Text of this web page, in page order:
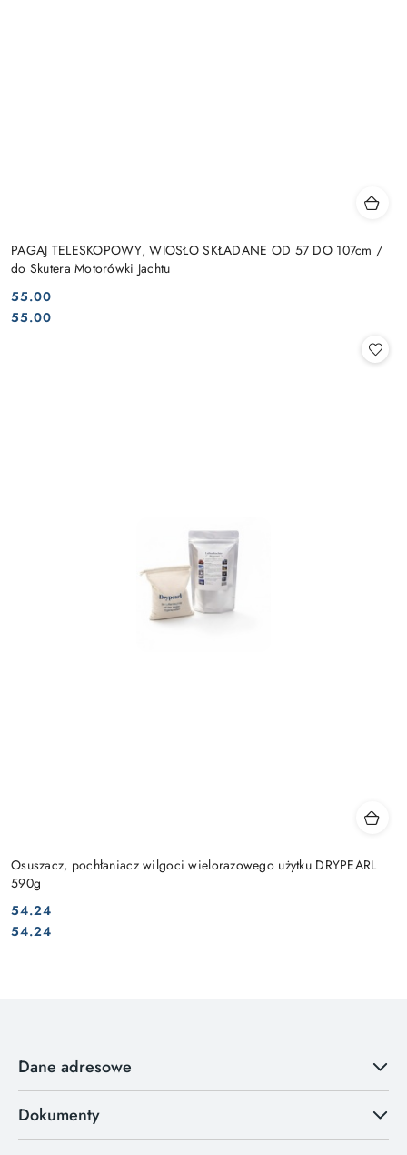
PAGAJ TELESKOPOWY, WIOSŁO SKŁADANE OD 57 DO 107cm /
do Skutera Motorówki Jachtu
Cena:
55.00
Cena:
55.00
Osuszacz, pochłaniacz wilgoci wielorazowego użytku DRYPEARL
590g
Cena:
54.24
Cena:
54.24
Dane adresowe
Dokumenty